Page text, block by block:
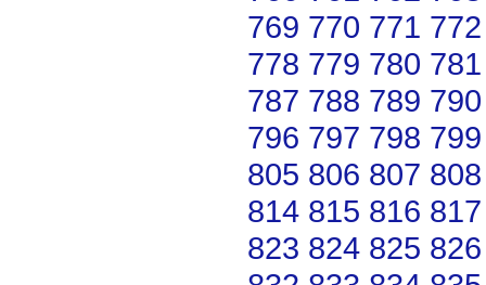
769 770 771 772
778 779 780 781
787 788 789 790
796 797 798 799
805 806 807 808
814 815 816 817
823 824 825 826